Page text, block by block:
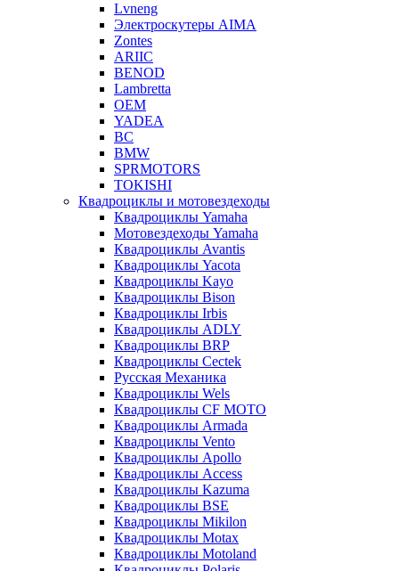
Lvneng
Электроскутеры AIMA
Zontes
ARIIC
BENOD
Lambretta
OEM
YADEA
BC
BMW
SPRMOTORS
TOKISHI
Квадроциклы и мотовездеходы
Квадроциклы Yamaha
Мотовездеходы Yamaha
Квадроциклы Avantis
Квадроциклы Yacota
Квадроциклы Kayo
Квадроциклы Bison
Квадроциклы Irbis
Квадроциклы ADLY
Квадроциклы BRP
Квадроциклы Cectek
Русская Механика
Квадроциклы Wels
Квадроциклы CF MOTO
Квадроциклы Armada
Квадроциклы Vento
Квадроциклы Apollo
Квадроциклы Access
Квадроциклы Kazuma
Квадроциклы BSE
Квадроциклы Mikilon
Квадроциклы Motax
Квадроциклы Motoland